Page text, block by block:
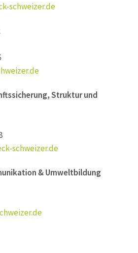
schweizer.de
Struktur und
schweizer.de
& Umweltbildung